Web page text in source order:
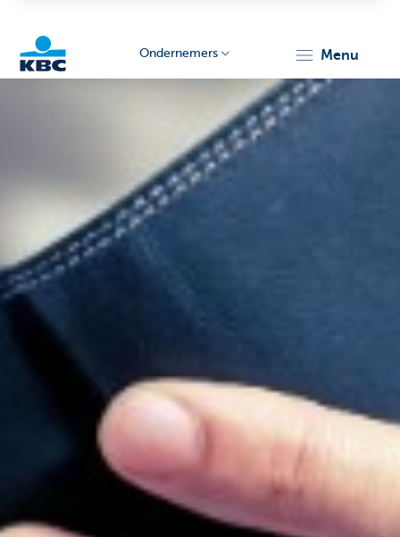
Ondernemers
Ondernemers menu